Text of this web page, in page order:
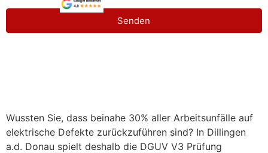
Senden
Wussten Sie, dass beinahe 30% aller Arbeitsunfälle auf
elektrische Defekte zurückzuführen sind? In Dillingen
a.d. Donau spielt deshalb die DGUV V3 Prüfung